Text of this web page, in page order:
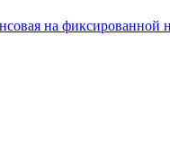
на фиксированной